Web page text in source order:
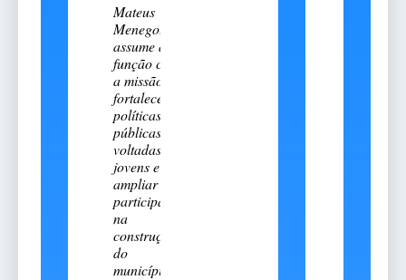
Mateus
Menegotto
assume a
função com
a missão de
fortalecer
políticas
públicas
voltadas aos
jovens e
ampliar sua
participação
na
construção
do
município